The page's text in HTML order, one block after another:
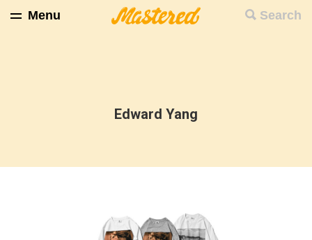
Search
Menu
Edward Yang